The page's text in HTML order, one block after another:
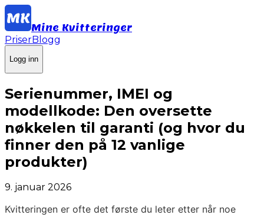
Mine Kvitteringer
PriserBlogg
Logg inn
Serienummer, IMEI og
modellkode: Den oversette
nøkkelen til garanti (og hvor du
finner den på 12 vanlige
produkter)
9. januar 2026
Kvitteringen er ofte det første du leter etter når noe